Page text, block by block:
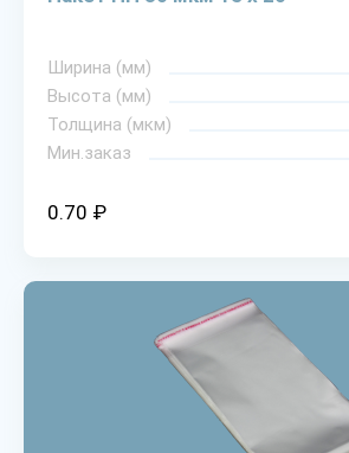
Ширина (мм)
Высота (мм)
Толщина (мкм)
Мин.заказ
0.70 ₽